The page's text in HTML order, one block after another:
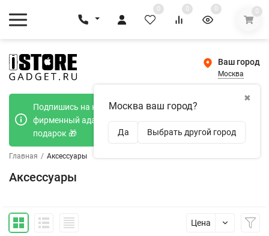
0 0 0 0
Ваш город
Москва
✖
Москва ваш город?
Да Выбрать другой город
Подпишись на наш телеграмм канал и получи
фирменный адаптер Type-C 20W при покупке в
подарок 🎁
Главная / Аксессуары
Аксессуары
Цена